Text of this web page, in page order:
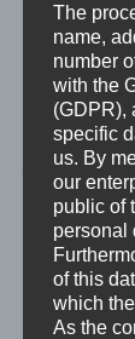
das
—
die
The
name,
number
with the
(GDPR),
specific
us. By
our
public of
personal
of this
which
As the